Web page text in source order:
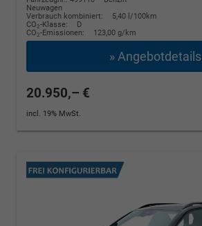
Neuwagen
Verbrauch kombiniert:
5,40 l/100km
CO2-Klasse:
D
CO2-Emissionen: 123,00 g/km
» Angebotdetails
20.950,– €
incl. 19% MwSt.